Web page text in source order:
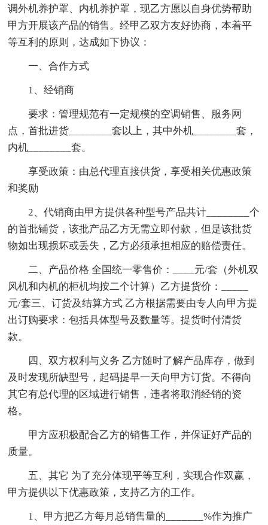
调外机养护罩、内机养护罩，现乙方愿以自身优势帮助
甲方开展该产品的销售。经甲乙双方友好协商，本着平
等互利的原则，达成如下协议：
一、合作方式
1、经销商
要求：管理规范有一定规模的空调销售、服务网
点，首批进货________套以上，其中外机________套，
内机________套。
享受政策：由总代理直接供货，享受相关优惠政策
和奖励
2、代销商由甲方提供各种型号产品共计________个
的首批铺货，该批产品乙方无需立即付款，但是该批货
物如出现损坏或丢失，乙方必须承担相应的赔偿责任。
二、产品价格 全国统一零售价：____元/套（外机双
风机和内机的柜机均按二个计算）乙方提货价：_____
元/套三、订货及结算方式 乙方根据需要由专人向甲方提
出订购要求：包括具体型号及数量等。提货时付清货
款。
四、双方权利与义务 乙方随时了解产品库存，做到
及时发现所缺型号，起码提早一天向甲方订货。不得向
其它有总代理的区域进行销售，违者将取消经销的资
格。
甲方应积极配合乙方的销售工作，并保证好产品的
质量。
五、其它 为了充分体现平等互利，实现合作双赢，
甲方提供以下优惠政策，支持乙方的工作。
1、甲方把乙方每月总销售量的_______%作为推广